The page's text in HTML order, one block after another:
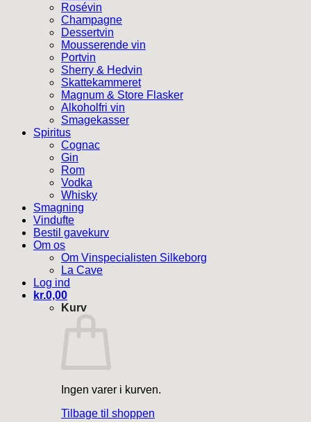
Rosévin
Champagne
Dessertvin
Mousserende vin
Portvin
Sherry & Hedvin
Skattekammeret
Magnum & Store Flasker
Alkoholfri vin
Smagekasser
Spiritus
Cognac
Gin
Rom
Vodka
Whisky
Smagning
Vindufte
Bestil gavekurv
Om os
Om Vinspecialisten Silkeborg
La Cave
Log ind
kr.0,00
Kurv
Ingen varer i kurven.
Tilbage til shoppen